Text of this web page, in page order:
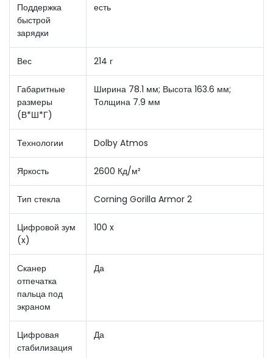
Поддержка
быстрой
зарядки
есть
Вес 214 г
Габаритные
размеры
(В*Ш*Г)
Ширина 78.1 мм; Высота 163.6 мм;
Толщина 7.9 мм
Технологии Dolby Atmos
Яркость 2600 Кд/м²
Тип стекла Corning Gorilla Armor 2
Цифровой зум
(x)
100 x
Сканер
отпечатка
пальца под
экраном
Да
Цифровая
стабилизация
Да